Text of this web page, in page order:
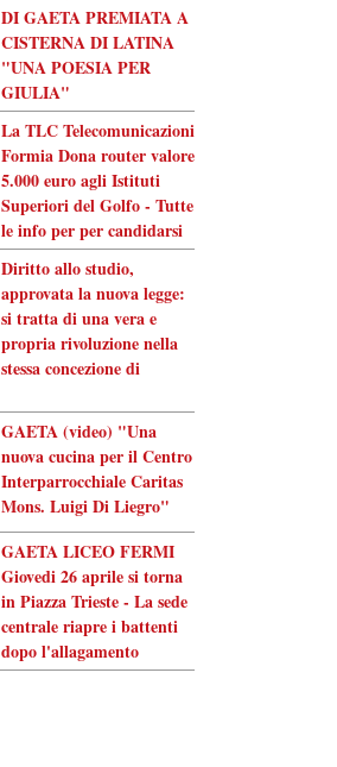
DI GAETA PREMIATA A
CISTERNA DI LATINA
"UNA POESIA PER
GIULIA"
La TLC Telecomunicazioni
Formia Dona router valore
5.000 euro agli Istituti
Superiori del Golfo - Tutte
le info per per candidarsi
Diritto allo studio,
approvata la nuova legge:
si tratta di una vera e
propria rivoluzione nella
stessa concezione di
GAETA (video) "Una
nuova cucina per il Centro
Interparrocchiale Caritas
Mons. Luigi Di Liegro"
GAETA LICEO FERMI
Giovedi 26 aprile si torna
in Piazza Trieste - La sede
centrale riapre i battenti
dopo l'allagamento